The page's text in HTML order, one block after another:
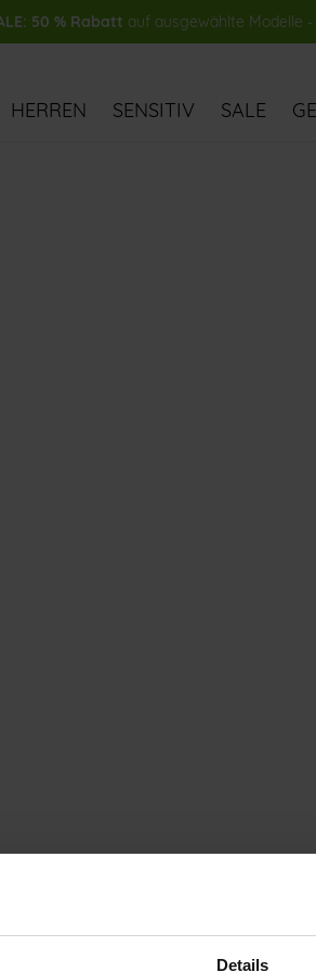
Details
50 % Rabatt auf ausgewählte Modelle
HERREN SENSITIV SALE